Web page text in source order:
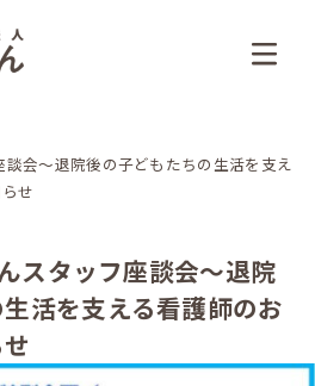
会～退院後の子どもたちの生活を支え
せ
スタッフ座談会～退院
活を支える看護師のお